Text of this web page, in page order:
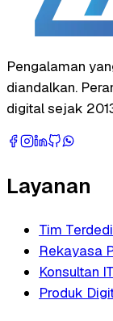
Pengalaman
diandalkan.
digital sejak
Layanan
Tim
Rekayasa
Konsultan IT
Produk